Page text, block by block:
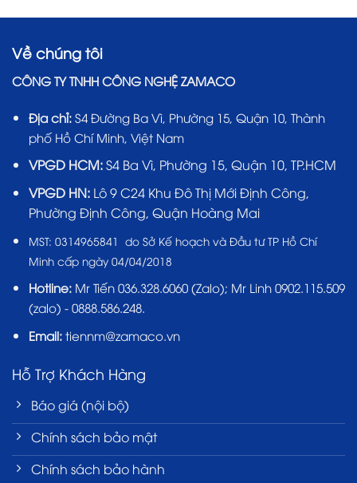
Về chúng tôi
CÔNG TY TNHH CÔNG NGHỆ ZAMACO
Địa chỉ: S4 Đường Ba Vì, Phường 15, Quận 10, Thành
phố Hồ Chí Minh, Việt Nam
VPGD HCM:S4 Ba Vì, Phường 15, Quận 10, TP.HCM
VPGD HN:Lô 9 C24 Khu Đô Thị Mới Định Công,
Phường Định Công, Quận Hoàng Mai
MST: 0314965841 do Sở Kế hoạch và Đầu tư TP Hồ Chí
Minh cấp ngày 04/04/2018
Hotline: Mr Tiến 036.328.6060(Zalo); Mr Linh 0902.115.509
(zalo) - 0888.586.248.
Email:tiennm@zamaco.vn
Hỗ Trợ Khách Hàng
Báo giá (nội bộ)
Chính sách bảo mật
Chính sách bảo hành